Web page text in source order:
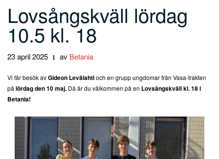
Lovsångskväll lördag
10.5 kl. 18
23 april 2025 av Betania
Vi får besök avGideon Levälahtioch en grupp ungdomar från Vasa-trakten
på lördag den 10 maj. Då är du välkommen på en Lovsångskväll kl. 18 i
Betania!